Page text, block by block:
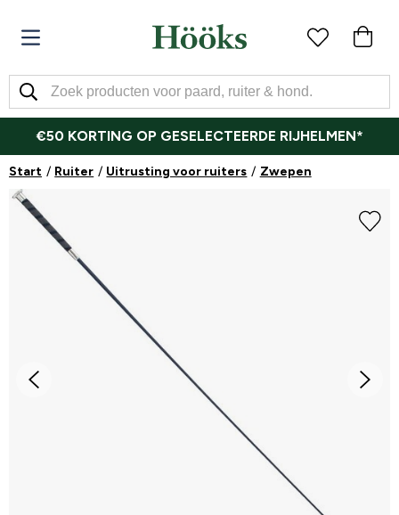
€50 KORTING OP GESELECTEERDE RIJHELMEN*
Start Ruiter Uitrusting voor ruiters Zwepen